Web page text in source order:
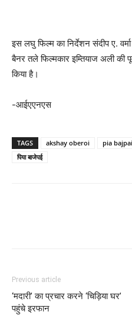
इस लघु फिल्म का निर्देशन संदीप ए.
बैनर तले फिल्मकार इम्तियाज अली की
किया है।
-आईएएनएस
TAGS akshay oberoi pia bajpai
पिया बाजेपई
Previous article
‘मदारी’ का प्रचार करने ‘चिड़िया घर’
पहुंचे इरफान